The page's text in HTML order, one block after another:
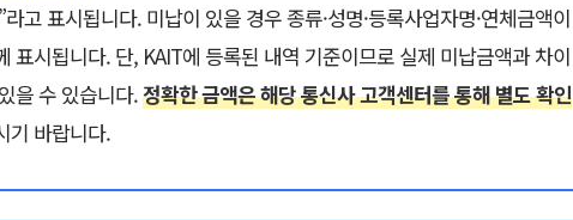
라고 표시됩니다. 미납이 있을 경우 종류·성명·등록사업자명·연체금액이
표시됩니다. 단, KAIT에 등록된 내역 기준이므로 실제 미납금액과 차이
을 수 있습니다.정확한 금액은 해당 통신사 고객센터를 통해 별도 확인
기 바랍니다.